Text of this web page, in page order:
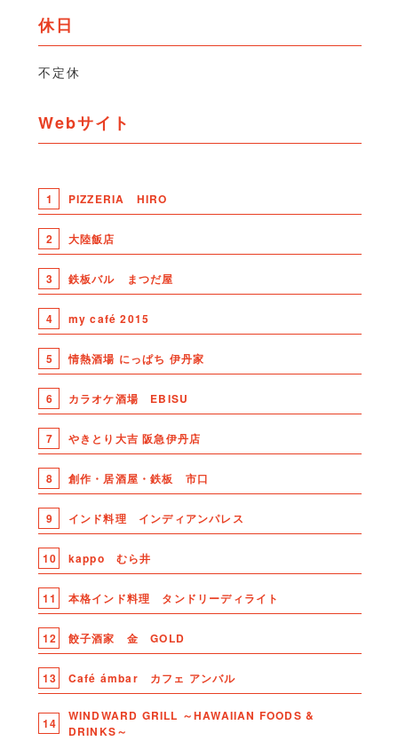
休日
不定休
Webサイト
1 PIZZERIA HIRO
2 大陸飯店
3 鉄板バル まつだ屋
4 my café 2015
5 情熱酒場 にっぱち 伊丹家
6 カラオケ酒場 EBISU
7 やきとり大吉 阪急伊丹店
8 創作・居酒屋・鉄板 市口
9 インド料理 インディアンパレス
10 kappo むら井
11 本格インド料理 タンドリーディライト
12 餃子酒家 金 GOLD
13 Café ámbar カフェ アンバル
14
WINDWARD GRILL ～HAWAIIAN FOODS &
DRINKS～